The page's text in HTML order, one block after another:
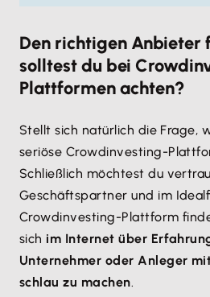
Den richtigen Anbieter
solltest du bei
Plattformen achten?
Stellt sich natürlich die Frage,
seriöse Crowdinvesting-
Schließlich möchtest du
Geschäftspartner und im
Crowdinvesting-Plattform
sich im Internet über
Unternehmer oder Anleger
schlau zu machen.